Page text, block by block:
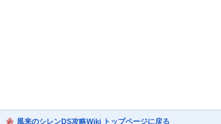
風来のシレンDS攻略Wiki トップページに戻る